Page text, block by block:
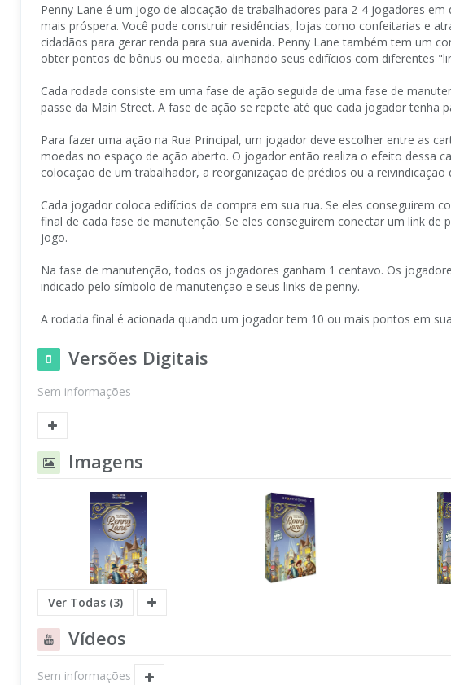
Penny Lane é um jogo de alocação de trabalhadores para 2-4 jogadores
mais próspera. Você pode construir residências, lojas como confeitarias e
cidadãos para gerar renda para sua avenida. Penny Lane também tem um
obter pontos de bônus ou moeda, alinhando seus edifícios com diferentes
Cada rodada consiste em uma fase de ação seguida de uma fase de
passe da Main Street. A fase de ação se repete até que cada jogador tenha
Para fazer uma ação na Rua Principal, um jogador deve escolher entre as
moedas no espaço de ação aberto. O jogador então realiza o efeito dessa
colocação de um trabalhador, a reorganização de prédios ou a
Cada jogador coloca edifícios de compra em sua rua. Se eles conseguirem
final de cada fase de manutenção. Se eles conseguirem conectar um link
jogo.
Na fase de manutenção, todos os jogadores ganham 1 centavo. Os
indicado pelo símbolo de manutenção e seus links de penny.
A rodada final é acionada quando um jogador tem 10 ou mais pontos em
Versões Digitais
Sem informações
Imagens
Ver Todas (3)
Vídeos
Sem informações